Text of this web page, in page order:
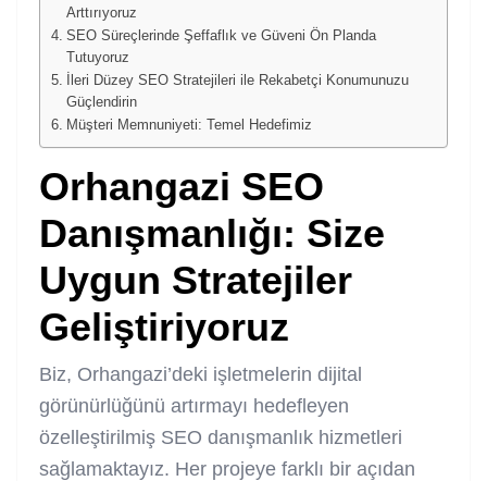
Arttırıyoruz
SEO Süreçlerinde Şeffaflık ve Güveni Ön Planda
Tutuyoruz
İleri Düzey SEO Stratejileri ile Rekabetçi Konumunuzu
Güçlendirin
Müşteri Memnuniyeti: Temel Hedefimiz
Orhangazi SEO
Danışmanlığı: Size
Uygun Stratejiler
Geliştiriyoruz
Biz, Orhangazi’deki işletmelerin dijital
görünürlüğünü artırmayı hedefleyen
özelleştirilmiş SEO danışmanlık hizmetleri
sağlamaktayız. Her projeye farklı bir açıdan